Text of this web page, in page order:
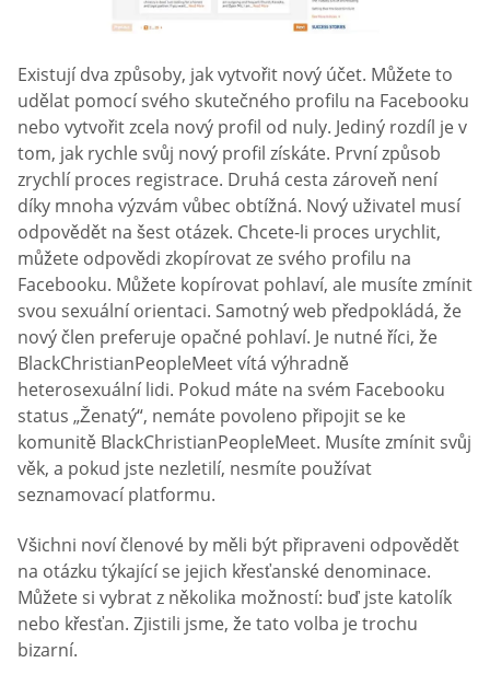
Existují dva způsoby, jak vytvořit nový účet. Můžete to
udělat pomocí svého skutečného profilu na Facebooku
nebo vytvořit zcela nový profil od nuly. Jediný rozdíl je v
tom, jak rychle svůj nový profil získáte. První způsob
zrychlí proces registrace. Druhá cesta zároveň není
díky mnoha výzvám vůbec obtížná. Nový uživatel musí
odpovědět na šest otázek. Chcete-li proces urychlit,
můžete odpovědi zkopírovat ze svého profilu na
Facebooku. Můžete kopírovat pohlaví, ale musíte zmínit
svou sexuální orientaci. Samotný web předpokládá, že
nový člen preferuje opačné pohlaví. Je nutné říci, že
BlackChristianPeopleMeet vítá výhradně
heterosexuální lidi. Pokud máte na svém Facebooku
status „Ženatý“, nemáte povoleno připojit se ke
komunitě BlackChristianPeopleMeet. Musíte zmínit svůj
věk, a pokud jste nezletilí, nesmíte používat
seznamovací platformu.
Všichni noví členové by měli být připraveni odpovědět
na otázku týkající se jejich křesťanské denominace.
Můžete si vybrat z několika možností: buď jste katolík
nebo křesťan. Zjistili jsme, že tato volba je trochu
bizarní.